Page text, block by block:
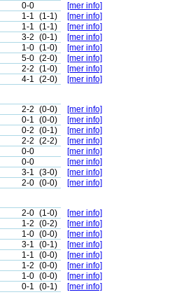
0-0
[mer info]
1-1 (1-1)
[mer info]
1-1 (1-1)
[mer info]
3-2 (0-1)
[mer info]
1-0 (1-0)
[mer info]
5-0 (2-0)
[mer info]
2-2 (1-0)
[mer info]
4-1 (2-0) [mer info]
2-2 (0-0)
[mer info]
0-1 (0-0)
[mer info]
0-2 (0-1)
[mer info]
2-2 (2-2)
[mer info]
0-0
[mer info]
0-0
[mer info]
3-1 (3-0)
[mer info]
2-0 (0-0) [mer info]
2-0 (1-0)
[mer info]
1-2 (0-2)
[mer info]
1-0 (0-0)
[mer info]
3-1 (0-1)
[mer info]
1-1 (0-0)
[mer info]
1-2 (0-0)
[mer info]
1-0 (0-0)
[mer info]
0-1 (0-1) [mer info]